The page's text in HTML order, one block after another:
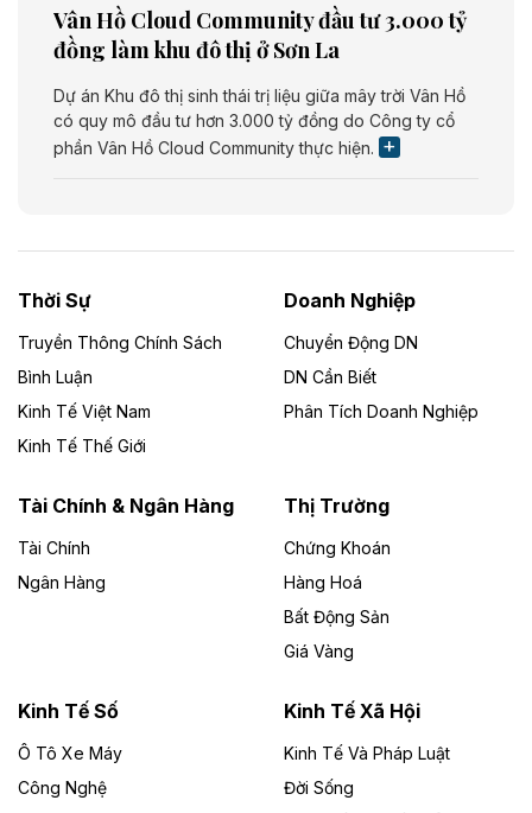
Vân Hồ Cloud Community đầu tư 3.000 tỷ
đồng làm khu đô thị ở Sơn La
Dự án Khu đô thị sinh thái trị liệu giữa mây trời Vân Hồ
có quy mô đầu tư hơn 3.000 tỷ đồng do Công ty cổ
phần Vân Hồ Cloud Community thực hiện.
Dự án Nhà máy xử lý rác và phát điện Bắc Giang do
Công ty TNHH Năng lượng môi trường Bắc Giang làm
Theo vietnamfinance.vn
Đức Long Gia Lai mở rộng ‘hệ sinh thái’
Lai
Bốn doanh nghiệp có sự góp vốn của Công ty Cổ
phần Tập đoàn Đức Long Gia Lai (HoSE: DLG) được
Gia Lai với tổng vốn hơn 4.750 tỷ đồng.
Đồng Nai cho thuê gần 59 ha đất làm khu
công nghiệp ở Long Thành
UBND TP Đồng Nai cho Công ty Amata thuê gần 59 ha
Thời Sự
Truyền Thông Chính Sách
Bình Luận
Kinh Tế Việt Nam
Kinh Tế Thế Giới
Doanh Nghiệp
Chuyển Động DN
DN Cần Biết
Phân Tích Doanh Nghiệp
Tài Chính & Ngân Hàng
Tài Chính
Ngân Hàng
Thị Trường
Chứng Khoán
Hàng Hoá
Bất Động Sản
Giá Vàng
Kinh Tế Số
Ô Tô Xe Máy
Công Nghệ
Kinh Tế Xã Hội
Kinh Tế Và Pháp Luật
Đời Sống